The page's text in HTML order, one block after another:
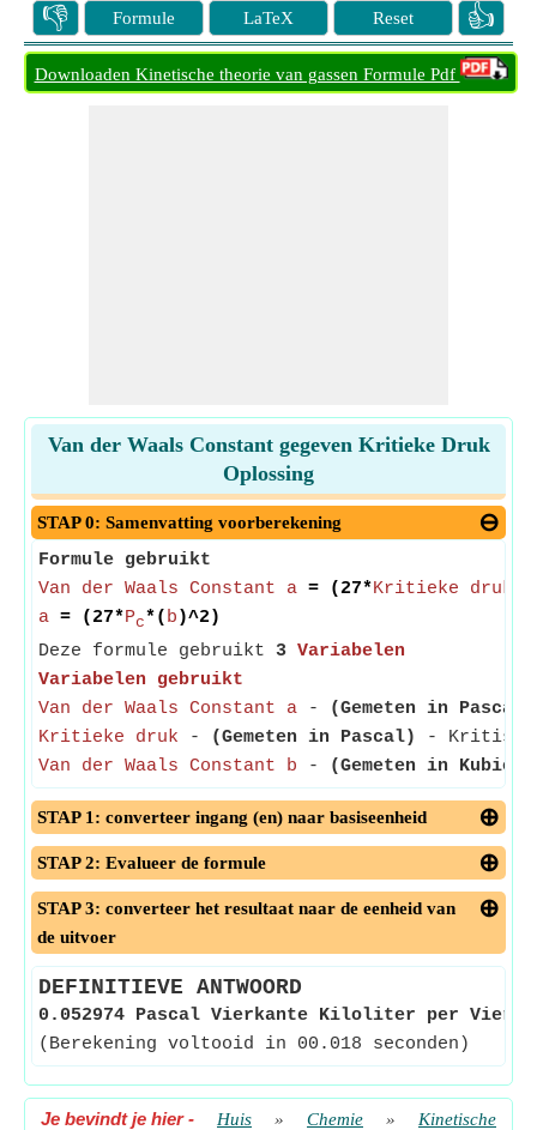
👎 Formule LaTeX Reset 👍
Downloaden Kinetische theorie van gassen Formule Pdf
Van der Waals Constant gegeven Kritieke Druk
Oplossing
STAP 0: Samenvatting voorberekening
Formule gebruikt
Van der Waals Constant a = (27*Kritieke druk
a = (27*Pc*( b )^2)
Deze formule gebruikt 3 Variabelen
Variabelen gebruikt
Van der Waals Constant a -
(Gemeten in
Kritieke druk - (Gemeten in Pascal)
-
Van der Waals Constant b - (Gemeten in
STAP 1: converteer ingang (en) naar basiseenheid
STAP 2: Evalueer de formule
STAP 3: converteer het resultaat naar de eenheid van
de uitvoer
DEFINITIEVE ANTWOORD
0.052974 Pascal Vierkante Kiloliter per
(Berekening voltooid in 00.018 seconden)
Je bevindt je hier- Huis » Chemie »
Kinetische